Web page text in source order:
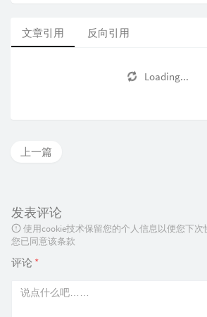
文章引用 反向引用
Loading...
上一篇
发表评论
使用cookie技术保留您的个人信息以便您下
您已同意该条款
评论 *